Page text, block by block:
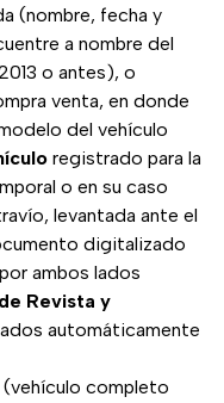
(nombre, fecha y
a nombre del
o antes), o
venta, en donde
del vehículo
registrado para la
o en su caso
levantada ante el
digitalizado
ambos lados
Revista y
automáticamente
(vehículo completo